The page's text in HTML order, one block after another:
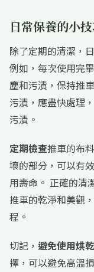
日常保養的小
除了定期的清潔，
例如，每次使用完
塵和污漬，保持推
污漬，應盡快處理
污漬。
定期檢查推車的布
壞的部分，可以有
用壽命。 正確的清
推車的乾淨和美觀
程。
切記， 避免使用烘
擇，可以避免高溫